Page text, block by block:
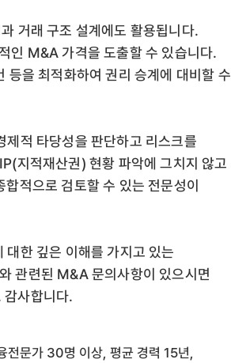
거래 구조 설계에도 활용됩니다.
인 M&A 가격을 도출할 수 있습니다.
을 최적화하여 권리 승계에 대비할 수
적 타당성을 판단하고 리스크를
지적재산권) 현황 파악에 그치지 않고
적으로 검토할 수 있는 전문성이
한 깊은 이해를 가지고 있는
관련된 M&A 문의사항이 있으시면
사합니다.